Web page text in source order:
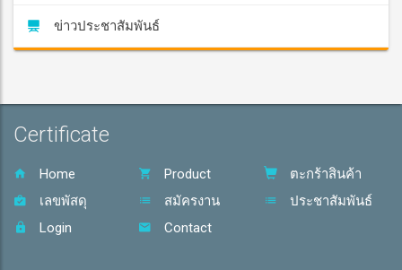
ข่าวประชาสัมพันธ์
Certificate
Home Product
ตะกร้าสินค้า
เลขพัสดุ
สมัครงาน
ประชาสัมพันธ์
Login
Contact